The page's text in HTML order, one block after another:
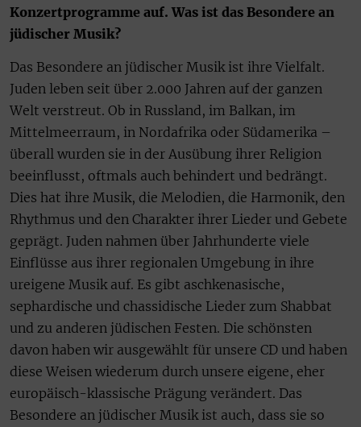
Konzertprogramme auf. Was ist das Besondere an
jüdischer Musik?
Das Besondere an jüdischer Musik ist ihre Vielfalt.
Juden leben seit über 2.000 Jahren auf der ganzen
Welt verstreut. Ob in Russland, im Balkan, im
Mittelmeerraum, in Nordafrika oder Südamerika –
überall wurden sie in der Ausübung ihrer Religion
beeinflusst, oftmals auch behindert und bedrängt.
Dies hat ihre Musik, die Melodien, die Harmonik, den
Rhythmus und den Charakter ihrer Lieder und Gebete
geprägt. Juden nahmen über Jahrhunderte viele
Einflüsse aus ihrer regionalen Umgebung in ihre
ureigene Musik auf. Es gibt aschkenasische,
sephardische und chassidische Lieder zum Shabbat
und zu anderen jüdischen Festen. Die schönsten
davon haben wir ausgewählt für unsere CD und haben
diese Weisen wiederum durch unsere eigene, eher
europäisch-klassische Prägung verändert. Das
Besondere an jüdischer Musik ist auch, dass sie so